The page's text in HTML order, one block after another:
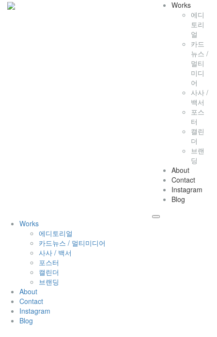
Works
에디
토리
얼
카드
뉴스 /
멀티
미디
어
사사 /
백서
포스
터
캘린
더
브랜
딩
About
Contact
Instagram
Blog
Works
에디토리얼
카드뉴스 / 멀티미디어
사사 / 백서
포스터
캘린더
브랜딩
About
Contact
Instagram
Blog